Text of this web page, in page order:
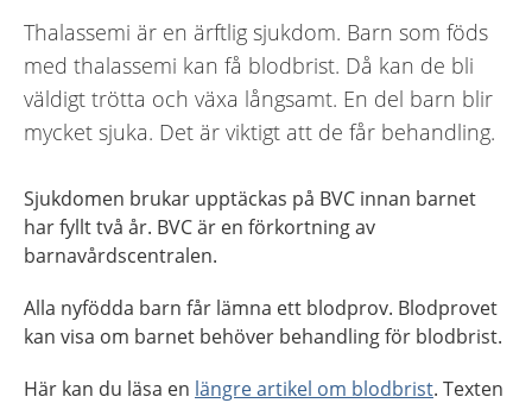
Thalassemi är en ärftlig sjukdom. Barn som föds
med thalassemi kan få blodbrist. Då kan de bli
väldigt trötta och växa långsamt. En del barn blir
mycket sjuka. Det är viktigt att de får behandling.
Sjukdomen brukar upptäckas på BVC innan barnet
har fyllt två år. BVC är en förkortning av
barnavårdscentralen.
Alla nyfödda barn får lämna ett blodprov. Blodprovet
kan visa om barnet behöver behandling för blodbrist.
Här kan du läsa en längre artikel om blodbrist. Texten